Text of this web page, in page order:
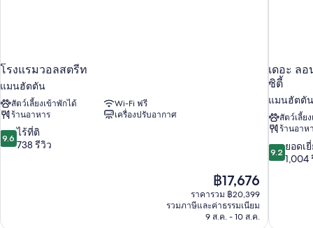
โรงแรมวอลสตรีท
แมนฮัตตัน
สัตว์เลี้ยงเข้าพักได้
Wi-Fi ฟรี
ร้านอาหาร
เครื่องปรับอากาศ
9.6
จาก
รีวิว
9.6 ไร้ที่ติ
738 รีวิว
ราคา
ปัจจุบัน
คือ
฿17,676
฿17,676
ราคารวม ฿20,399
รวมภาษีและค่าธรรมเนียม
9 ส.ค. - 10 ส.ค.
เดอะ ล
ซิตี้
แมนฮัตตัน
สัตว์เลี้ย
ร้านอาห
9.2
จาก
รีวิว
9.2 ยอดเ
1,004